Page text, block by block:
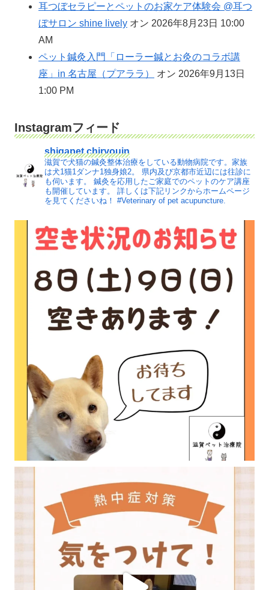
耳つぼセラピーとペットのお家ケア体験会 @耳つ
ぼサロン shine lively オン 2026年8月23日 10:00
AM
ペット鍼灸入門「ローラー鍼とお灸のコラボ講
座」in 名古屋（プアララ）
オン 2026年9月13日
1:00 PM
Instagramフィード
shigapet.chiryouin
滋賀で犬猫の鍼灸整体治療をしている動物病院です。家族
は犬1猫1ダンナ1独身娘2。
県内及び京都市近辺には往診に
も伺います。
鍼灸を応用したご家庭でのペットのケア講座
も開催しています。
詳しくは下記リンクからホームページ
を見てくださいね！ #Veterinary of pet acupuncture.